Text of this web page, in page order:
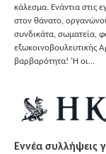
κάλεσμα. Ενάντια στις
στον θάνατο,
συνδικάτα, σωματεία,
εξωκοινοβουλευτικής
βαρβαρότητα! ‘Η οι…
Εννέα συλλήψεις